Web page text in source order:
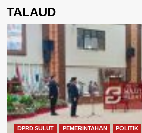
TALAUD
DPRD SULUT PEMERINTAHAN POLITIK